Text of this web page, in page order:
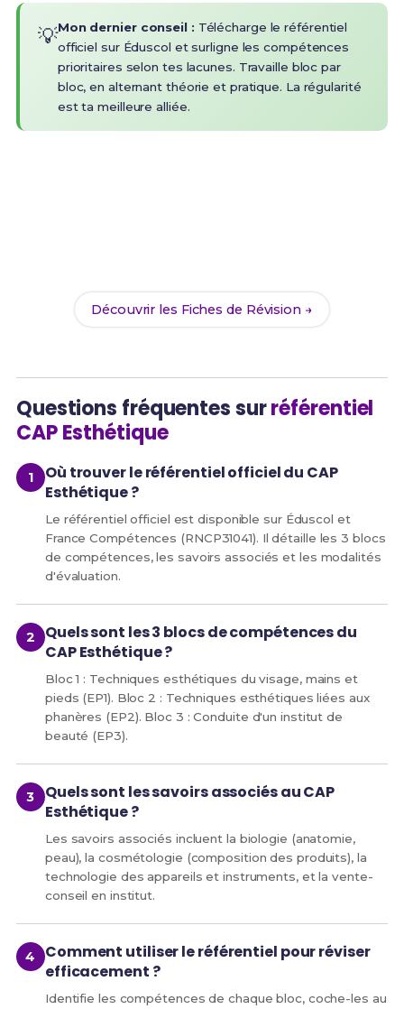
💡Mon dernier conseil : Télécharge le référentiel
officiel sur Éduscol et surligne les compétences
prioritaires selon tes lacunes. Travaille bloc par
bloc, en alternant théorie et pratique. La régularité
est ta meilleure alliée.
Découvrir les Fiches de Révision →
Questions fréquentes surréférentiel
CAP Esthétique
Où trouver le référentiel officiel du CAP
Esthétique ?
Le référentiel officiel est disponible sur Éduscol et
France Compétences (RNCP31041). Il détaille les 3 blocs
de compétences, les savoirs associés et les modalités
d'évaluation.
Quels sont les 3 blocs de compétences du
CAP Esthétique ?
Bloc 1 : Techniques esthétiques du visage, mains et
pieds (EP1). Bloc 2 : Techniques esthétiques liées aux
phanères (EP2). Bloc 3 : Conduite d'un institut de
beauté (EP3).
Quels sont les savoirs associés au CAP
Esthétique ?
Les savoirs associés incluent la biologie (anatomie,
peau), la cosmétologie (composition des produits), la
technologie des appareils et instruments, et la vente-
conseil en institut.
Comment utiliser le référentiel pour réviser
efficacement ?
Identifie les compétences de chaque bloc, coche-les au